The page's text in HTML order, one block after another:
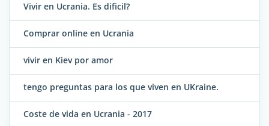
Vivir en Ucrania. Es dificil?
Comprar online en Ucrania
vivir en Kiev por amor
tengo preguntas para los que viven en UKraine.
Coste de vida en Ucrania - 2017